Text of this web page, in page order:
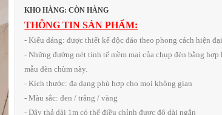
KHO HÀNG: CÒN HÀNG
THÔNG TIN SẢN PHẨM:
- Kiểu dáng: được thiết kế độc đáo theo phong cách hiện
- Những đường nét tinh tế mềm mại của chụp đèn bằng
mẫu đèn chùm này.
- Kích thước: đa dạng phù hợp cho mọi không gian
- Màu sắc: đen / trắng / vàng
- Dây thả dài 1m có thể điều chỉnh được độ dài ngắn